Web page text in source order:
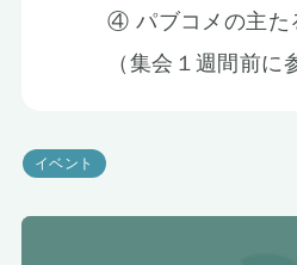
④ パブコメの主た
（集会１週間前に
イベント